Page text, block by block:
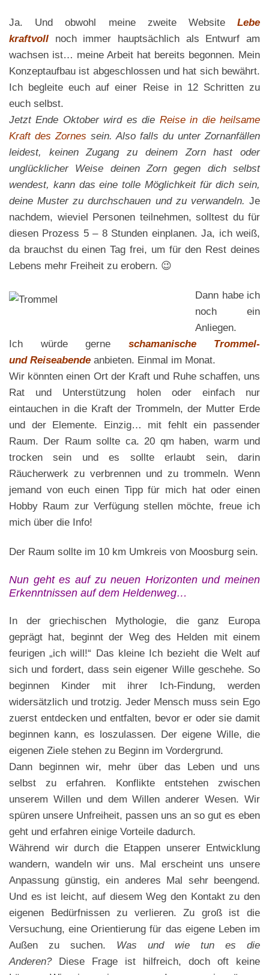
Ja. Und obwohl meine zweite Website Lebe
kraftvoll noch immer hauptsächlich als Entwurf am
wachsen ist… meine Arbeit hat bereits begonnen. Mein
Konzeptaufbau ist abgeschlossen und hat sich bewährt.
Ich begleite euch auf einer Reise in 12 Schritten zu
euch selbst.
Jetzt Ende Oktober wird es die Reise in die heilsame
Kraft des Zornes sein. Also falls du unter Zornanfällen
leidest, keinen Zugang zu deinem Zorn hast oder
unglücklicher Weise deinen Zorn gegen dich selbst
wendest, kann das eine tolle Möglichkeit für dich sein,
deine Muster zu durchschauen und zu verwandeln. Je
nachdem, wieviel Personen teilnehmen, solltest du für
diesen Prozess 5 – 8 Stunden einplanen. Ja, ich weiß,
da brauchst du einen Tag frei, um für den Rest deines
Lebens mehr Freiheit zu erobern. 😉
Dann habe ich
noch ein
Anliegen.
Ich würde gerne schamanische Trommel-
und Reiseabende anbieten. Einmal im Monat.
Wir könnten einen Ort der Kraft und Ruhe schaffen, uns
Rat und Unterstützung holen oder einfach nur
eintauchen in die Kraft der Trommeln, der Mutter Erde
und der Elemente. Einzig… mit fehlt ein passender
Raum. Der Raum sollte ca. 20 qm haben, warm und
trocken sein und es sollte erlaubt sein, darin
Räucherwerk zu verbrennen und zu trommeln. Wenn
jemand von euch einen Tipp für mich hat oder einen
Hobby Raum zur Verfügung stellen möchte, freue ich
mich über die Info!
Der Raum sollte im 10 km Umkreis von Moosburg sein.
Nun geht es auf zu neuen Horizonten und meinen
Erkenntnissen auf dem Heldenweg…
In der griechischen Mythologie, die ganz Europa
geprägt hat, beginnt der Weg des Helden mit einem
feurigen „ich will!“ Das kleine Ich bezieht die Welt auf
sich und fordert, dass sein eigener Wille geschehe. So
beginnen Kinder mit ihrer Ich-Findung, werden
widersätzlich und trotzig. Jeder Mensch muss sein Ego
zuerst entdecken und entfalten, bevor er oder sie damit
beginnen kann, es loszulassen. Der eigene Wille, die
eigenen Ziele stehen zu Beginn im Vordergrund.
Dann beginnen wir, mehr über das Leben und uns
selbst zu erfahren. Konflikte entstehen zwischen
unserem Willen und dem Willen anderer Wesen. Wir
spüren unsere Unfreiheit, passen uns an so gut es eben
geht und erfahren einige Vorteile dadurch.
Während wir durch die Etappen unserer Entwicklung
wandern, wandeln wir uns. Mal erscheint uns unsere
Anpassung günstig, ein anderes Mal sehr beengend.
Und es ist leicht, auf diesem Weg den Kontakt zu den
eigenen Bedürfnissen zu verlieren. Zu groß ist die
Versuchung, eine Orientierung für das eigene Leben im
Außen zu suchen. Was und wie tun es die
Anderen? Diese Frage ist hilfreich, doch oft keine